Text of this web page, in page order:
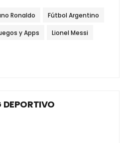
Ronaldo Fútbol Argentino
y Apps Lionel Messi
DEPORTIVO